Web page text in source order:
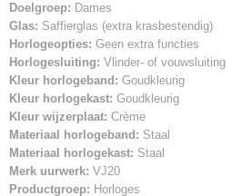
Doelgroep: Dames
Glas: Saffierglas (extra krasbestendig)
Horlogeopties: Geen extra functies
Horlogesluiting: Vlinder- of vouwsluiting
Kleur horlogeband: Goudkleurig
Kleur horlogekast: Goudkleurig
Kleur wijzerplaat: Crème
Materiaal horlogeband: Staal
Materiaal horlogekast: Staal
Merk uurwerk: VJ20
Productgroep: Horloges